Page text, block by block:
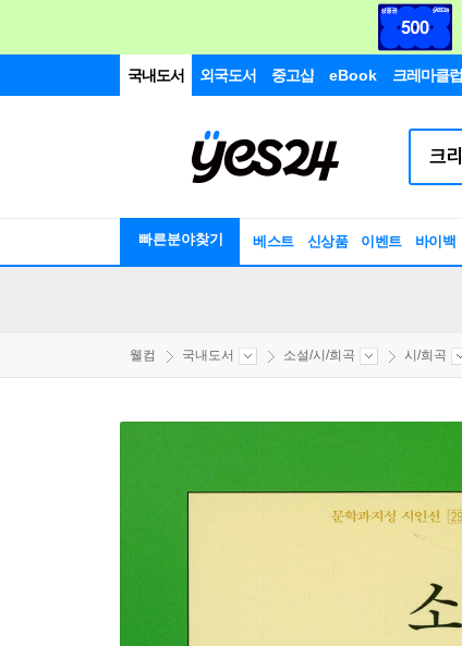
국내도서 외국도서 중고샵 eBook 크레마클럽
빠른분야찾기 베스트 신상품 이벤트 바이백
웰컴 국내도서 소설/시/희곡 시/희곡